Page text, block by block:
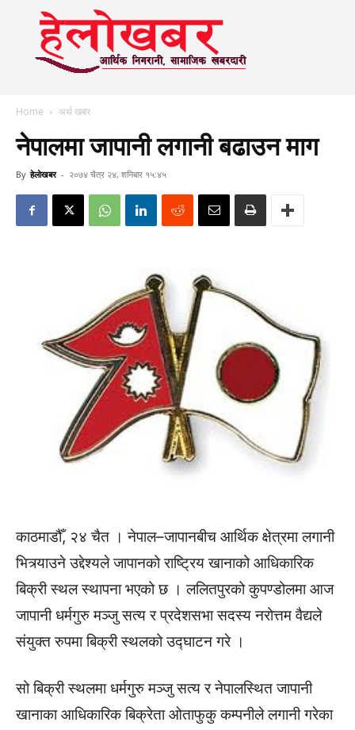
Home अर्थ खबर
नेपालमा जापानी लगानी बढाउन माग
By हेलाेखबर - २०७४ चैत्र २४, शनिबार १५:४५
काठमाडौँ, २४ चैत । नेपाल–जापानबीच आर्थिक क्षेत्रमा लगानी
भित्र्याउने उद्देश्यले जापानको राष्ट्रिय खानाको आधिकारिक
बिक्री स्थल स्थापना भएको छ । ललितपुरको कुपण्डोलमा आज
जापानी धर्मगुरु मञ्जु सत्य र प्रदेशसभा सदस्य नरोत्तम वैद्यले
संयुक्त रुपमा बिक्री स्थलको उद्घाटन गरे ।
सो बिक्री स्थलमा धर्मगुरु मञ्जु सत्य र नेपालस्थित जापानी
खानाका आधिकारिक बिक्रेता ओताफुकु कम्पनीले लगानी गरेका